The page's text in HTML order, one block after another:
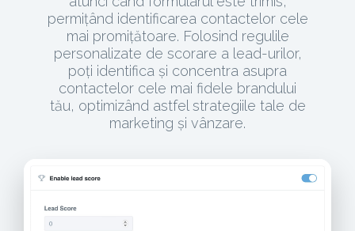
permițând identificarea contactelor cele
mai promițătoare. Folosind regulile
personalizate de scorare a lead-urilor,
poți identifica și concentra asupra
contactelor cele mai fidele brandului
tău, optimizând astfel strategiile tale de
marketing și vânzare.